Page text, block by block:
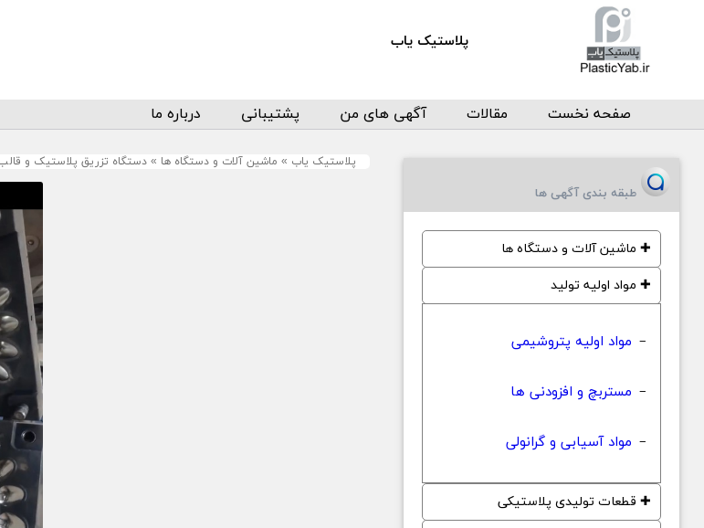
پلاستیک یاب
صفحه نخست مقالات آگهی های من پشتیبانی درباره ما
پلاستیک یاب » ماشین آلات و دستگاه ها »دستگاه تزریق پلاستیک و
طبقه بندی آگهی ها
✚ماشین آلات و دستگاه ها
✚مواد اولیه تولید
− مواد اولیه پتروشیمی
− مستربچ و افزودنی ها
− مواد آسیابی و گرانولی
✚قطعات تولیدی پلاستیکی